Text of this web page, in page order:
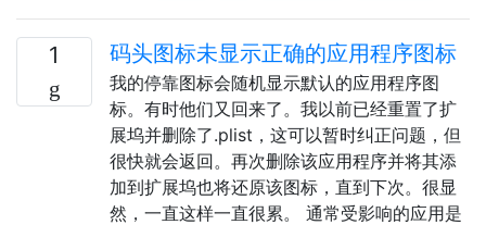
1 码头图标未显示正确的应用程序图标
我的停靠图标会随机显示默认的应用程序图
标。有时他们又回来了。我以前已经重置了扩
展坞并删除了.plist，这可以暂时纠正问题，但
很快就会返回。再次删除该应用程序并将其添
加到扩展坞也将还原该图标，直到下次。很显
然，一直这样一直很累。 通常受影响的应用是